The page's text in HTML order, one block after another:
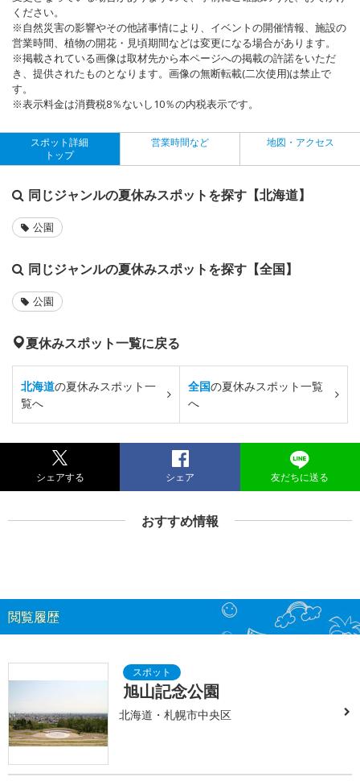
ください。
※自然災害の影響やその他諸事情により、イベントの開催情報、施設の
営業時間、植物の開花・見頃期間などは変更になる場合があります。
※掲載されている画像は取材先から本ページへの掲載の許諾をいただ
き、提供されたものとなります。画像の無断転載(二次使用)は禁止で
す。
※表示料金は消費税8％ないし10％の内税表示です。
スポット詳細
トップ
営業時間など 地図・アクセス
同じジャンルの夏休みスポットを探す【北海道】
公園
同じジャンルの夏休みスポットを探す【全国】
公園
夏休みスポット一覧に戻る
北海道の夏休みスポット一
覧へ
全国の夏休みスポット一覧
へ
シェアする シェア 友だちに送る
おすすめ情報
閲覧履歴
旭山記念公園
北海道・札幌市中央区